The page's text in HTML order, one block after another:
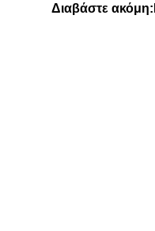
Διαβάστε ακόμη: